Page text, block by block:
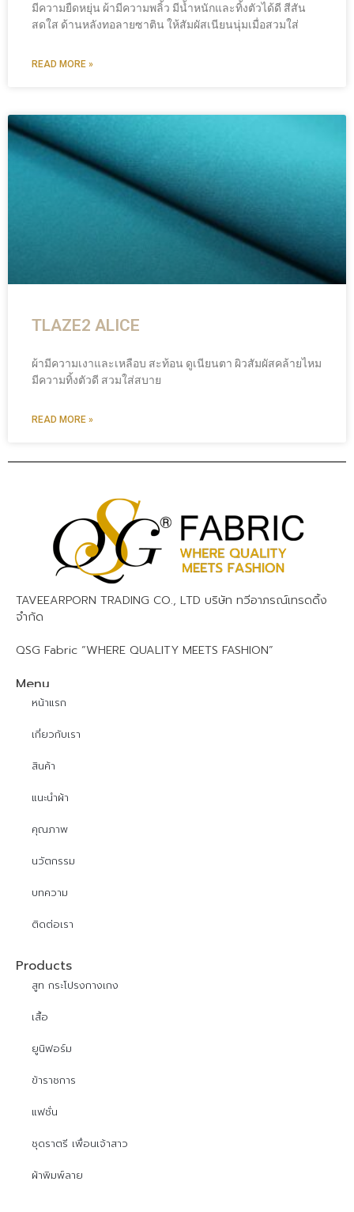
มีความยืดหยุ่น ผ้ามีความพลิ้ว มีน้ำหนักและทิ้งตัวได้ดี สีสัน
สดใส ด้านหลังทอลายซาติน ให้สัมผัสเนียนนุ่มเมื่อสวมใส่
READ MORE »
TLAZE2 ALICE
ผ้ามีความเงาและเหลือบ สะท้อน ดูเนียนตา ผิวสัมผัสคล้ายไหม
มีความทิ้งตัวดี สวมใส่สบาย
READ MORE »
TAVEEARPORN TRADING CO., LTD บริษัท ทวีอาภรณ์เทรดดิ้ง
จำกัด
QSG Fabric “WHERE QUALITY MEETS FASHION”
Menu
หน้าแรก
เกี่ยวกับเรา
สินค้า
แนะนำผ้า
คุณภาพ
นวัตกรรม
บทความ
ติดต่อเรา
Products
สูท กระโปรงกางเกง
เสื้อ
ยูนิฟอร์ม
ข้าราชการ
แฟชั่น
ชุดราตรี เพื่อนเจ้าสาว
ผ้าพิมพ์ลาย